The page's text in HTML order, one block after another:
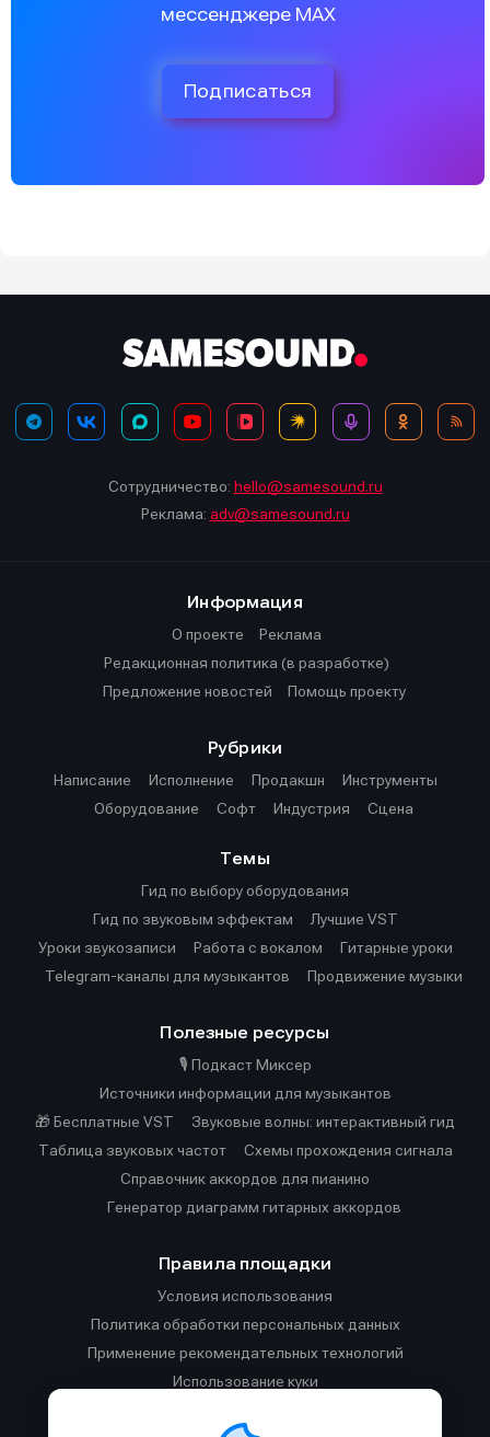
мессенджере MAX
Подписаться
Сотрудничество: hello@samesound.ru
Реклама: adv@samesound.ru
Информация
О проекте
Реклама
Редакционная политика (в разработке)
Предложение новостей
Помощь проекту
Рубрики
Написание
Исполнение Продакшн
Инструменты
Оборудование
Софт Индустрия Сцена
Темы
Гид по выбору оборудования
Гид по звуковым эффектам
Лучшие VST
Уроки звукозаписи
Работа с вокалом
Гитарные уроки
Telegram-каналы для музыкантов
Продвижение музыки
Полезные ресурсы
🎙️ Подкаст Миксер
Источники информации для музыкантов
🎁 Бесплатные VST
Звуковые волны: интерактивный гид
Таблица звуковых частот
Cхемы прохождения сигнала
Справочник аккордов для пианино
Генератор диаграмм гитарных аккордов
Правила площадки
Условия использования
Политика обработки персональных данных
Применение рекомендательных технологий
Использование куки